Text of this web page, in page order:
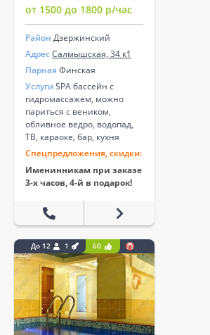
от 1500 до 1800 р/час
Район Дзержинский
АдресСалмышская, 34 к1
Парная Финская
Услуги SPA бассейн с
гидромассажем, можно
париться с веником,
обливное ведро, водопад,
ТВ, караоке, бар, кухня
Спецпредложения, скидки:
Именинникам при заказе
3-х часов, 4-й в подарок!
До 12 1 60